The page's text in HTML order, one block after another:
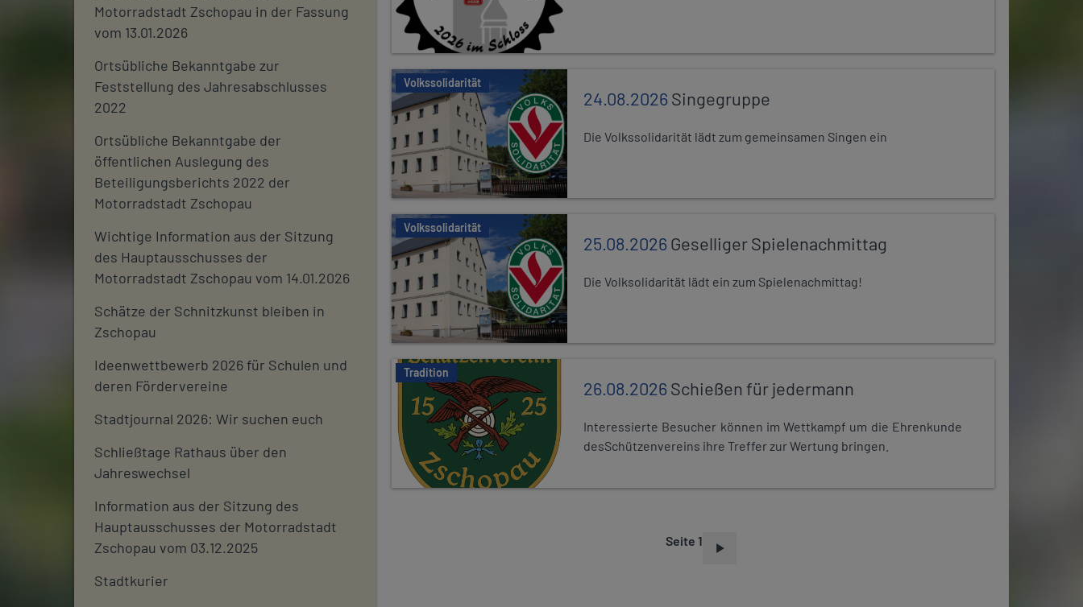
Motorradstadt Zschopau in der Fassung
vom 13.01.2026
Ortsübliche Bekanntgabe zur
Feststellung des Jahresabschlusses
2022
Ortsübliche Bekanntgabe der
öffentlichen Auslegung des
Beteiligungsberichts 2022 der
Motorradstadt Zschopau
Wichtige Information aus der Sitzung
des Hauptausschusses der
Motorradstadt Zschopau vom 14.01.2026
Schätze der Schnitzkunst bleiben in
Zschopau
Ideenwettbewerb 2026 für Schulen und
deren Fördervereine
Stadtjournal 2026: Wir suchen euch
Schließtage Rathaus über den
Jahreswechsel
Information aus der Sitzung des
Hauptausschusses der Motorradstadt
Zschopau vom 03.12.2025
Stadtkurier
Volkssolidarität
24.08.2026Singegruppe
Die Volkssolidarität lädt zum gemeinsamen Singen ein
Volkssolidarität
25.08.2026Geselliger Spielenachmittag
Die Volksolidarität lädt ein zum Spielenachmittag!
Tradition
26.08.2026Schießen für jedermann
Interessierte Besucher können im Wettkampf um die Ehrenkunde
desSchützenvereins ihre Treffer zur Wertung bringen.
Seite 1